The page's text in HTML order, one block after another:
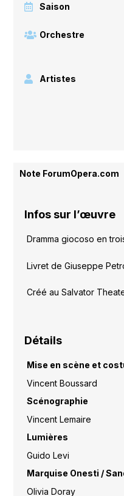
Saison
Orchestre
Artistes
Note ForumOpera.com
Infos sur l’œuvre
Dramma giocoso en
Livret de Giuseppe
Créé au Salvator
Détails
Mise en scène et
Vincent Boussard
Scénographie
Vincent Lemaire
Lumières
Guido Levi
Marquise Onesti /
Olivia Doray